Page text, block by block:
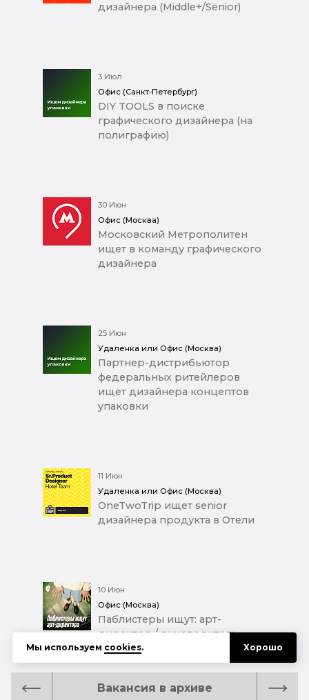
Вакансия в архиве
дизайнера (Middle+/Senior)
3 Июл
Офис (Санкт-Петербург)
DIY TOOLS в поиске
графического дизайнера (на
полиграфию)
30 Июн
Офис (Москва)
Московский Метрополитен
ищет в команду графического
дизайнера
25 Июн
Удаленка или Офис (Москва)
Партнер-дистрибьютор
федеральных ритейлеров
ищет дизайнера концептов
упаковки
11 Июн
Удаленка или Офис (Москва)
OneTwoTrip ищет senior
дизайнера продукта в Отели
10 Июн
Офис (Москва)
Паблистеры ищут: арт-
директор / руководитель
отдела дизайна
Мы используем cookies. Хорошо